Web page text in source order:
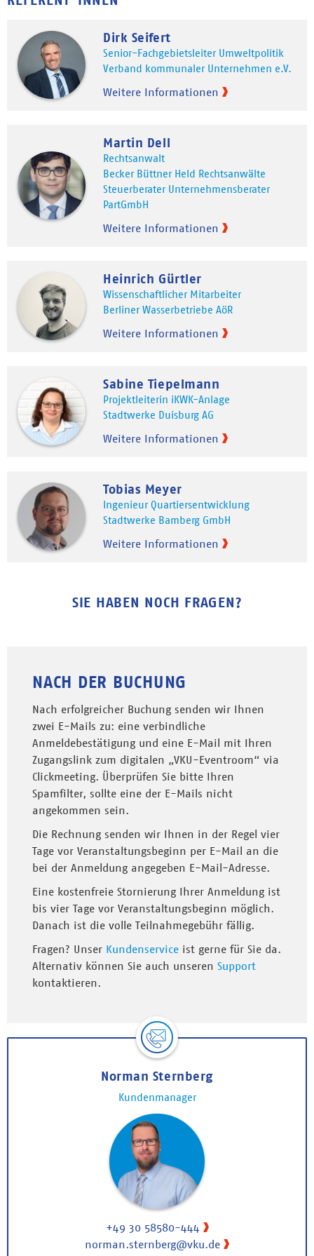
Dirk Seifert
Senior-Fachgebietsleiter Umweltpolitik
Verband kommunaler Unternehmen e.V.
Weitere Informationen
Martin Dell
Rechtsanwalt
Becker Büttner Held Rechtsanwälte
Steuerberater Unternehmensberater
PartGmbH
Weitere Informationen
Heinrich Gürtler
Wissenschaftlicher Mitarbeiter
Berliner Wasserbetriebe AöR
Weitere Informationen
Sabine Tiepelmann
Projektleiterin iKWK-Anlage
Stadtwerke Duisburg AG
Weitere Informationen
Tobias Meyer
Ingenieur Quartiersentwicklung
Stadtwerke Bamberg GmbH
Weitere Informationen
SIE HABEN NOCH FRAGEN?
NACH DER BUCHUNG
Nach erfolgreicher Buchung senden wir Ihnen
zwei E-Mails zu: eine verbindliche
Anmeldebestätigung und eine E-Mail mit Ihren
Zugangslink zum digitalen „VKU-Eventroom“ via
Clickmeeting. Überprüfen Sie bitte Ihren
Spamfilter, sollte eine der E-Mails nicht
angekommen sein.
Die Rechnung senden wir Ihnen in der Regel vier
Tage vor Veranstaltungsbeginn per E-Mail an die
bei der Anmeldung angegeben E-Mail-Adresse.
Eine kostenfreie Stornierung Ihrer Anmeldung ist
bis vier Tage vor Veranstaltungsbeginn möglich.
Danach ist die volle Teilnahmegebühr fällig.
Fragen? Unser Kundenservice ist gerne für Sie da.
Alternativ können Sie auch unseren Support
kontaktieren.
Norman Sternberg
Kundenmanager
+49 30 58580-444
norman.sternberg@vku.de